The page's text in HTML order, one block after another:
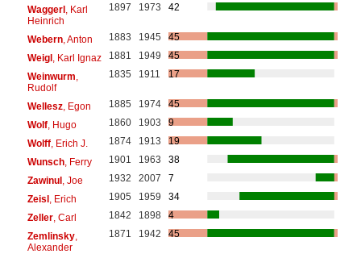
Waggerl, Karl
Heinrich
1897 1973 42
Webern, Anton 1883 1945
45
Weigl, Karl Ignaz 1881 1949
45
Weinwurm
Rudolf
1835 1911 17
Wellesz, Egon 1885 1974
45
Wolf, Hugo 1860 1903
9
Wolff, Erich J. 1874 1913
19
Wunsch, Ferry 1901 1963
38
Zawinul, Joe 1932 2007
7
Zeisl, Erich 1905 1959
34
Zeller, Carl 1842 1898
4
Zemlinsky,
Alexander
1871 1942 45